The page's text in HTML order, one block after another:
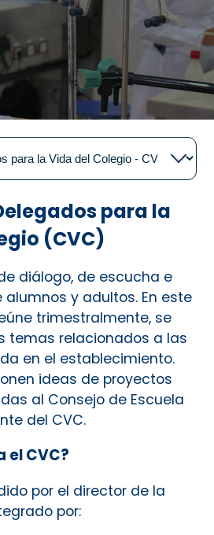
para la
(CVC)
diálogo, de escucha e
y adultos. En este
trimestralmente, se
temas relacionados a las
en el establecimiento.
ideas de proyectos
al Consejo de Escuela
del CVC.
el CVC?
por el director de la
por: